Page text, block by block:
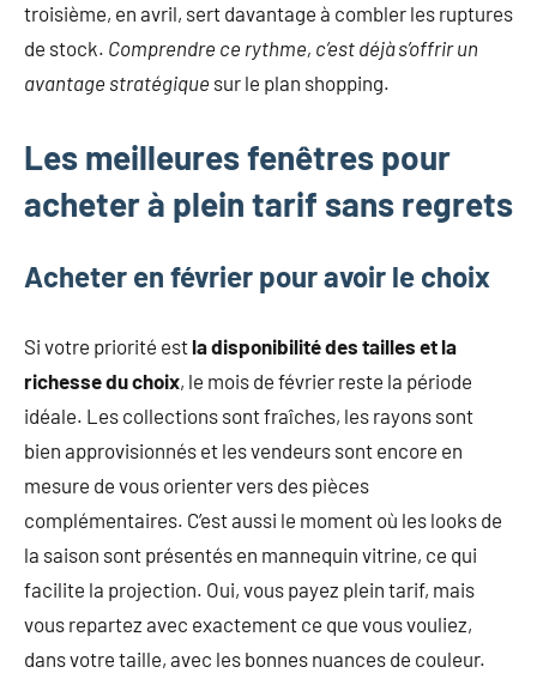
troisième, en avril, sert davantage à combler les ruptures
de stock. Comprendre ce rythme, c’est déjà s’offrir un
avantage stratégique sur le plan shopping.
Les meilleures fenêtres pour
acheter à plein tarif sans regrets
Acheter en février pour avoir le choix
Si votre priorité estla disponibilité des tailles et la
richesse du choix, le mois de février reste la période
idéale. Les collections sont fraîches, les rayons sont
bien approvisionnés et les vendeurs sont encore en
mesure de vous orienter vers des pièces
complémentaires. C’est aussi le moment où les looks de
la saison sont présentés en mannequin vitrine, ce qui
facilite la projection. Oui, vous payez plein tarif, mais
vous repartez avec exactement ce que vous vouliez,
dans votre taille, avec les bonnes nuances de couleur.